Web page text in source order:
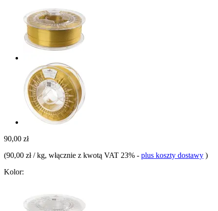
90,00 zł
(90,00 zł / kg, włącznie z kwotą VAT 23% - plus koszty dostawy )
Kolor: